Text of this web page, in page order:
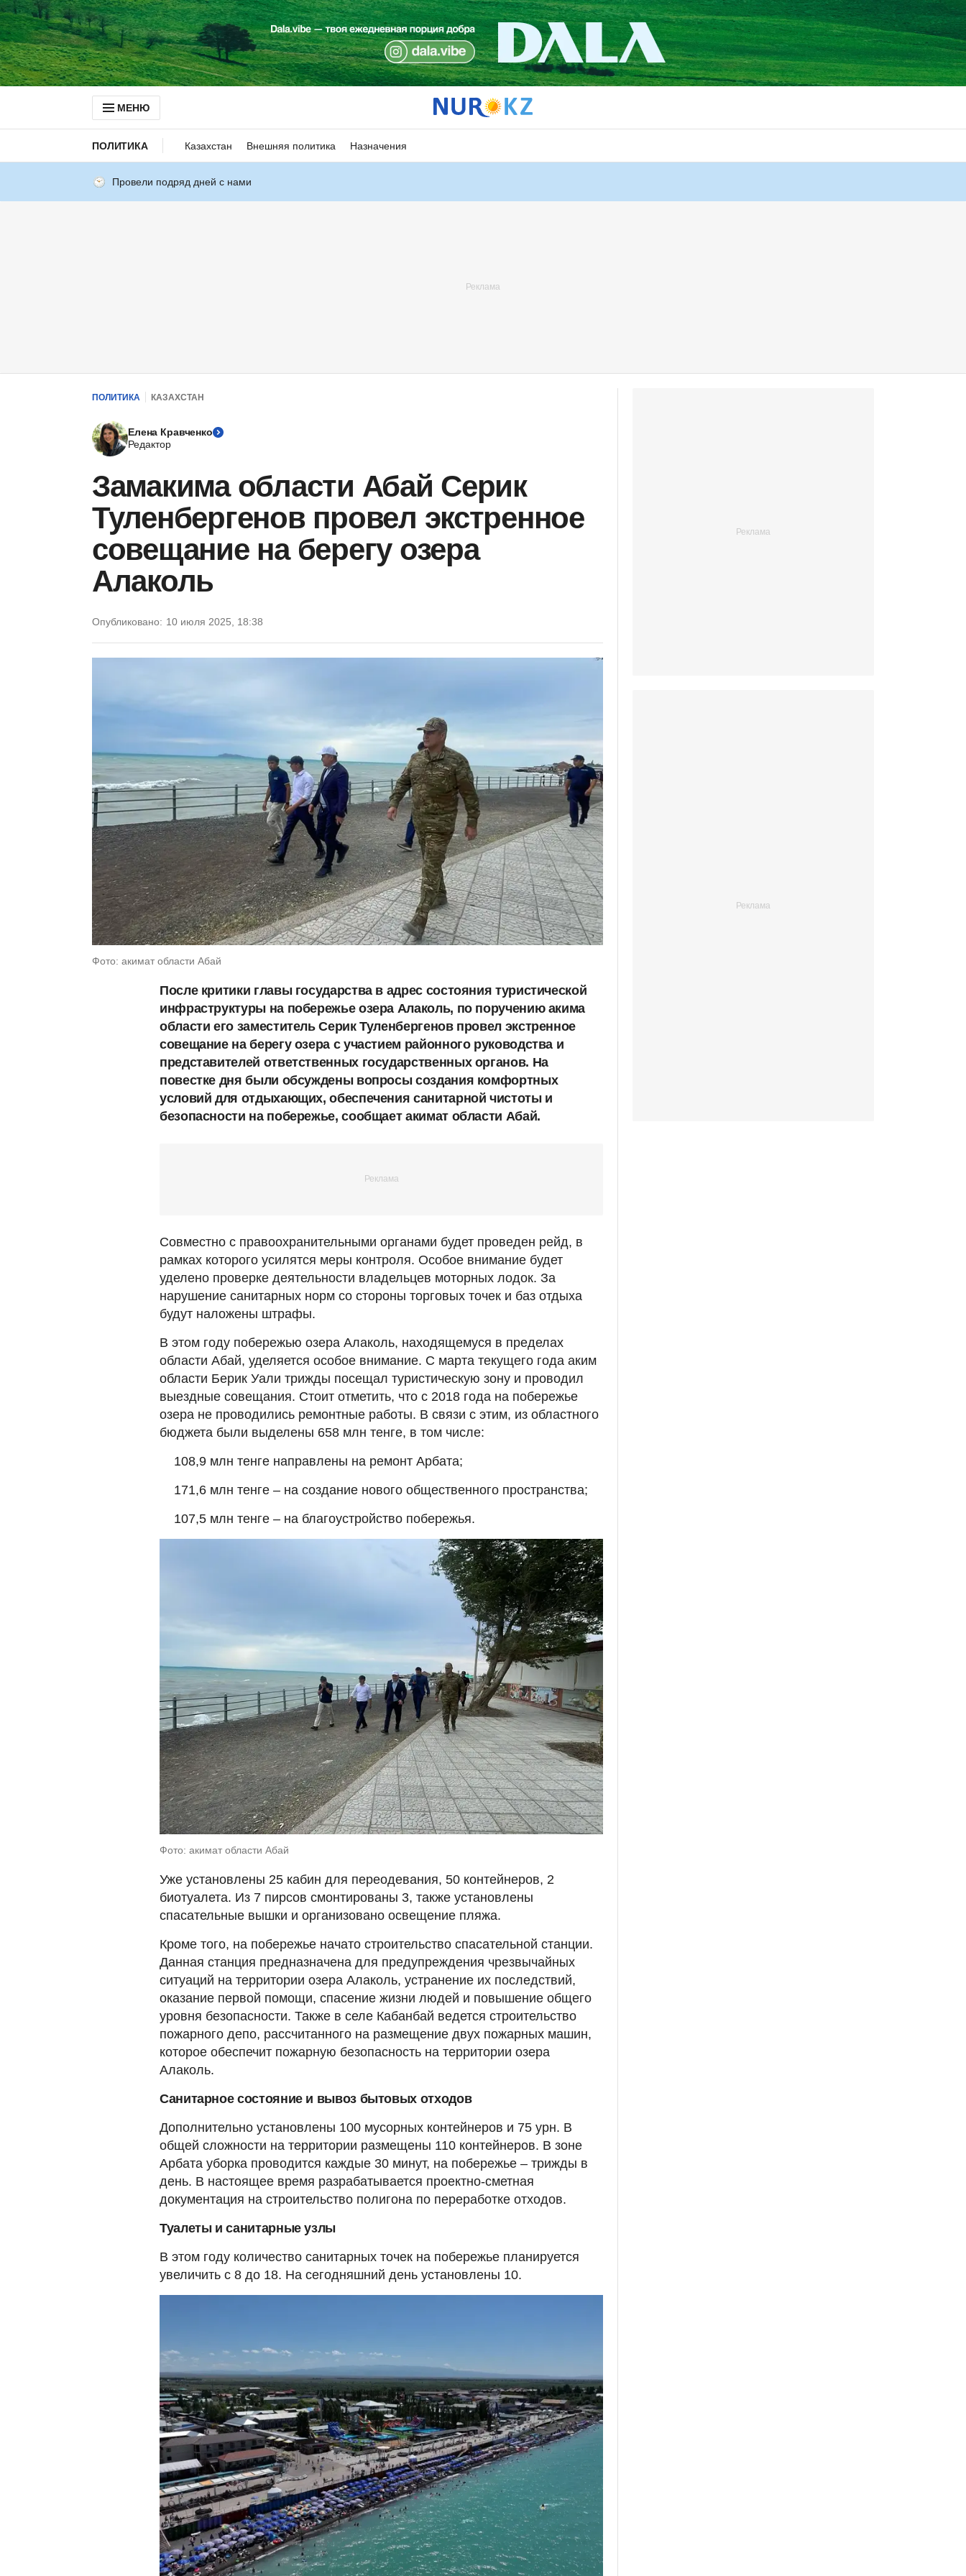
МЕНЮ
ПОЛИТИКА Казахстан Внешняя политика Назначения
Провели подряд дней с нами
ПОЛИТИКА КАЗАХСТАН
Елена Кравченко
Редактор
Замакима области Абай Серик
Туленбергенов провел экстренное
совещание на берегу озера
Алаколь
Опубликовано: 10 июля 2025, 18:38
Фото: акимат области Абай
После критики главы государства в адрес состояния туристической
инфраструктуры на побережье озера Алаколь, по поручению акима
области его заместитель Серик Туленбергенов провел экстренное
совещание на берегу озера с участием районного руководства и
представителей ответственных государственных органов. На
повестке дня были обсуждены вопросы создания комфортных
условий для отдыхающих, обеспечения санитарной чистоты и
безопасности на побережье, сообщает акимат области Абай.
Совместно с правоохранительными органами будет проведен рейд, в
рамках которого усилятся меры контроля. Особое внимание будет
уделено проверке деятельности владельцев моторных лодок. За
нарушение санитарных норм со стороны торговых точек и баз отдыха
будут наложены штрафы.
В этом году побережью озера Алаколь, находящемуся в пределах
области Абай, уделяется особое внимание. С марта текущего года аким
области Берик Уали трижды посещал туристическую зону и проводил
выездные совещания. Стоит отметить, что с 2018 года на побережье
озера не проводились ремонтные работы. В связи с этим, из областного
бюджета были выделены 658 млн тенге, в том числе:
108,9 млн тенге направлены на ремонт Арбата;
171,6 млн тенге – на создание нового общественного пространства;
107,5 млн тенге – на благоустройство побережья.
Фото: акимат области Абай
Уже установлены 25 кабин для переодевания, 50 контейнеров, 2
биотуалета. Из 7 пирсов смонтированы 3, также установлены
спасательные вышки и организовано освещение пляжа.
Кроме того, на побережье начато строительство спасательной станции.
Данная станция предназначена для предупреждения чрезвычайных
ситуаций на территории озера Алаколь, устранение их последствий,
оказание первой помощи, спасение жизни людей и повышение общего
уровня безопасности. Также в селе Кабанбай ведется строительство
пожарного депо, рассчитанного на размещение двух пожарных машин,
которое обеспечит пожарную безопасность на территории озера
Алаколь.
Санитарное состояние и вывоз бытовых отходов
Дополнительно установлены 100 мусорных контейнеров и 75 урн. В
общей сложности на территории размещены 110 контейнеров. В зоне
Арбата уборка проводится каждые 30 минут, на побережье – трижды в
день. В настоящее время разрабатывается проектно-сметная
документация на строительство полигона по переработке отходов.
Туалеты и санитарные узлы
В этом году количество санитарных точек на побережье планируется
увеличить с 8 до 18. На сегодняшний день установлены 10.